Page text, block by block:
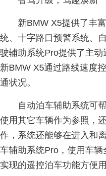
新BMW X5提供了丰
统、十字路口预警系统、
驶辅助系统Pro提供了主
新BMW X5通过路线速度
通状况。
自动泊车辅助系统可
使用其它车辆作为参照，
作，系统还能够在进入和
车辅助系统Pro，使用车
实现的遥控泊车功能方便